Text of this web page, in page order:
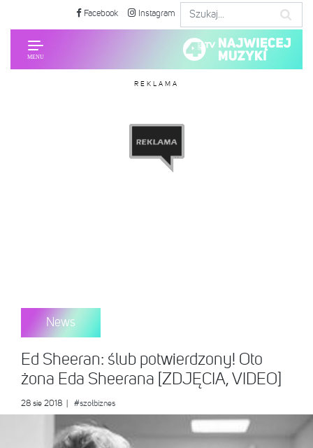
Facebook Instagram
REKLAMA
News
Ed Sheeran: ślub potwierdzony! Oto
żona Eda Sheerana [ZDJĘCIA, VIDEO]
28 sie 2018 #szołbiznes